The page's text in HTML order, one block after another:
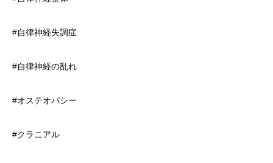
#自律神経失調症
#自律神経の乱れ
#オステオパシー
#クラニアル